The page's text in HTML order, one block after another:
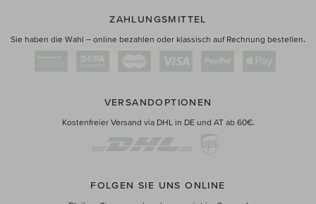
ZAHLUNGSMITTEL
Sie haben die Wahl – online bezahlen oder klassisch auf Rechnung bestellen.
VERSANDOPTIONEN
Kostenfreier Versand via DHL in DE und AT ab 60€.
FOLGEN SIE UNS ONLINE